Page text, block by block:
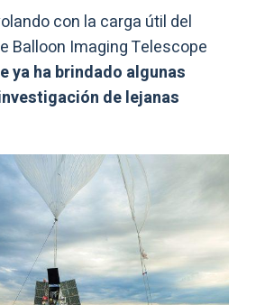
con la carga útil del
Balloon Imaging Telescope
ya ha brindado algunas
de lejanas